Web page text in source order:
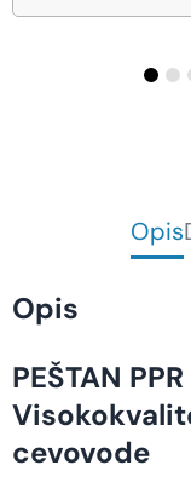
Opis
Opis
PEŠTAN
cevovode